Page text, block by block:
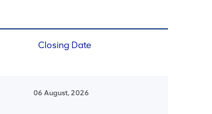
Closing Date
06 August, 2026